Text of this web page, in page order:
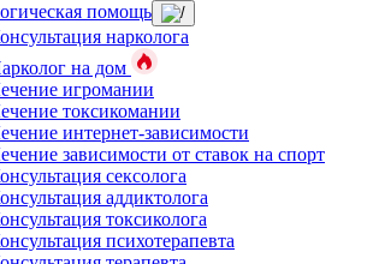
помощь
нарколога
на дом
игромании
токсикомании
интернет-зависимости
зависимости от ставок на спорт
сексолога
аддиктолога
токсиколога
психотерапевта